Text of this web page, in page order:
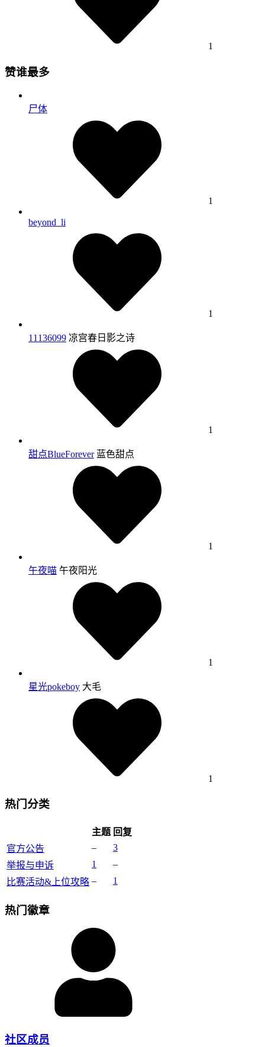
1
赞谁最多
尸体
1
beyond_li
1
11136099 凉宫春日影之诗
1
甜点BlueForever 蓝色甜点
1
午夜喵 午夜阳光
1
星光pokeboy 大毛
1
热门分类
主题 回复
官方公告
–
3
举报与申诉
1
–
比赛活动&上位攻略 – 1
热门徽章
社区成员